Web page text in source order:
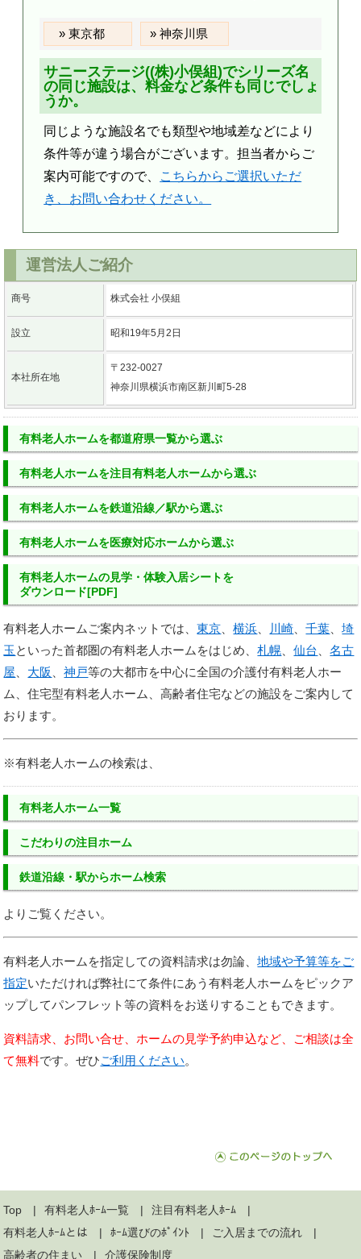
東京都 神奈川県
サニーステージ((株)小俣組)でシリーズ名
の同じ施設は、料金など条件も同じでしょ
うか。
同じような施設名でも類型や地域差などにより
条件等が違う場合がございます。担当者からご
案内可能ですので、
こちらからご選択いただ
き、お問い合わせください。
運営法人ご紹介
商号 株式会社 小俣組
設立 昭和19年5月2日
本社所在地
〒232-0027
神奈川県横浜市南区新川町5-28
有料老人ホームを都道府県一覧から選ぶ
有料老人ホームを注目有料老人ホームから選ぶ
有料老人ホームを鉄道沿線／駅から選ぶ
有料老人ホームを医療対応ホームから選ぶ
有料老人ホームの見学・体験入居シートを
ダウンロード[PDF]
有料老人ホームご案内ネットでは、東京 、横浜 川崎 、千葉 、埼
玉 といった首都圏の有料老人ホームをはじめ、札幌 、仙台 、名古
屋
大阪 、神戸等の大都市を中心に全国の介護付有料老人ホー
ム、住宅型有料老人ホーム、高齢者住宅などの施設をご案内して
おります。
※有料老人ホームの検索は、
有料老人ホーム一覧
こだわりの注目ホーム
鉄道沿線・駅からホーム検索
よりご覧ください。
有料老人ホームを指定しての資料請求は勿論、地域や予算等をご
指定いただければ弊社にて条件にあう有料老人ホームをピックア
ップしてパンフレット等の資料をお送りすることもできます。
資料請求、お問い合せ、ホームの見学予約申込など、ご相談は全
て無料です。ぜひご利用ください。
Top 有料老人ﾎｰﾑ一覧
注目有料老人ﾎｰﾑ
有料老人ﾎｰﾑとは
ﾎｰﾑ選びのﾎﾟｲﾝﾄ
ご入居までの流れ
高齢者の住まい
介護保険制度